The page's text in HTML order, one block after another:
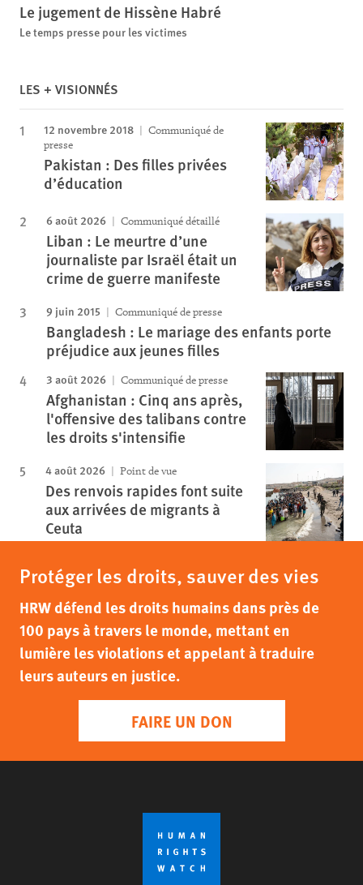
Le jugement de Hissène Habré
Le temps presse pour les victimes
LES + VISIONNÉS
12 novembre 2018
Communiqué de
presse
Pakistan : Des filles privées
d’éducation
6 août 2026 Communiqué détaillé
Liban : Le meurtre d’une
journaliste par Israël était un
crime de guerre manifeste
9 juin 2015 Communiqué de presse
Bangladesh : Le mariage des enfants porte
préjudice aux jeunes filles
3 août 2026 Communiqué de presse
Afghanistan : Cinq ans après,
l'offensive des talibans contre
les droits s'intensifie
4 août 2026 Point de vue
Des renvois rapides font suite
aux arrivées de migrants à
Ceuta
Protéger les droits, sauver des vies
HRW défend les droits humains dans près de
100 pays à travers le monde, mettant en
lumière les violations et appelant à traduire
leurs auteurs en justice.
FAIRE UN DON